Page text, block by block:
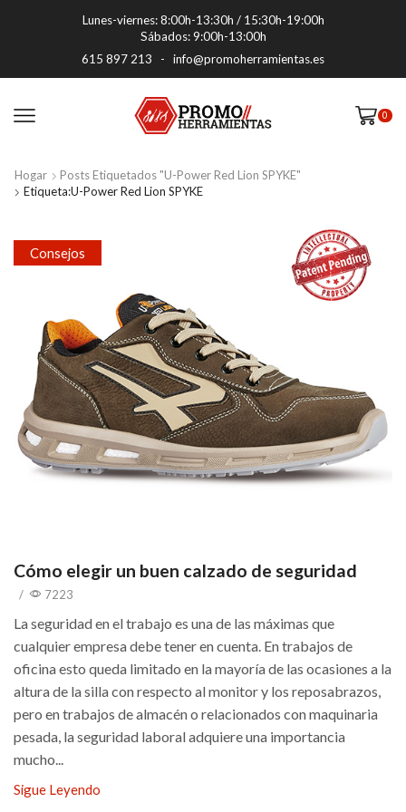
Lunes-viernes: 8:00h-13:30h / 15:30h-19:00h
Sábados: 9:00h-13:00h
615 897 213 - info@promoherramientas.es
0
Hogar
Posts Etiquetados "U-Power Red Lion SPYKE"
Etiqueta:U-Power Red Lion SPYKE
Consejos
Cómo elegir un buen calzado de seguridad
/ 7223
La seguridad en el trabajo es una de las máximas que
cualquier empresa debe tener en cuenta. En trabajos de
oficina esto queda limitado en la mayoría de las ocasiones a la
altura de la silla con respecto al monitor y los reposabrazos,
pero en trabajos de almacén o relacionados con maquinaria
pesada, la seguridad laboral adquiere una importancia
mucho...
Sigue Leyendo